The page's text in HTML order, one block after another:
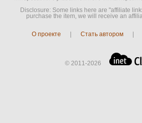
Disclosure: Some links here are "affiliate
purchase the item, we will receive an
О проекте Стать автором
© 2011-2026